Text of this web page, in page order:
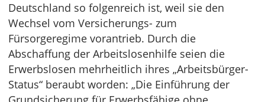
Deutschland so folgenreich ist, weil sie den
Wechsel vom Versicherungs- zum
Fürsorgeregime vorantrieb. Durch die
Abschaffung der Arbeitslosenhilfe seien die
Erwerbslosen mehrheitlich ihres „Arbeitsbürger-
Status“ beraubt worden: „Die Einführung der